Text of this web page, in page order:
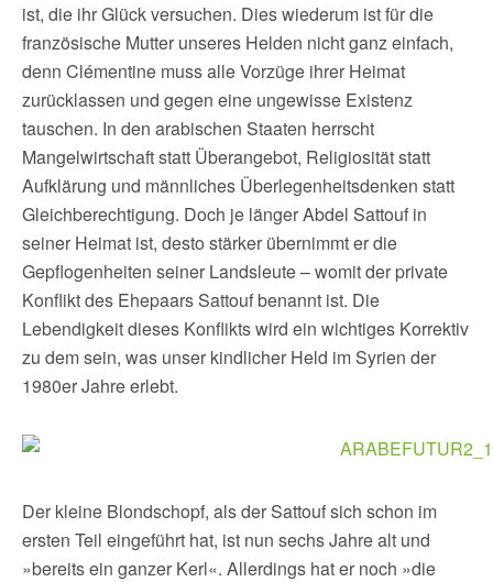
ist, die ihr Glück versuchen. Dies wiederum ist für die
französische Mutter unseres Helden nicht ganz einfach,
denn Clémentine muss alle Vorzüge ihrer Heimat
zurücklassen und gegen eine ungewisse Existenz
tauschen. In den arabischen Staaten herrscht
Mangelwirtschaft statt Überangebot, Religiosität statt
Aufklärung und männliches Überlegenheitsdenken statt
Gleichberechtigung. Doch je länger Abdel Sattouf in
seiner Heimat ist, desto stärker übernimmt er die
Gepflogenheiten seiner Landsleute – womit der private
Konflikt des Ehepaars Sattouf benannt ist. Die
Lebendigkeit dieses Konflikts wird ein wichtiges Korrektiv
zu dem sein, was unser kindlicher Held im Syrien der
1980er Jahre erlebt.
Der kleine Blondschopf, als der Sattouf sich schon im
ersten Teil eingeführt hat, ist nun sechs Jahre alt und
»bereits ein ganzer Kerl«. Allerdings hat er noch »die